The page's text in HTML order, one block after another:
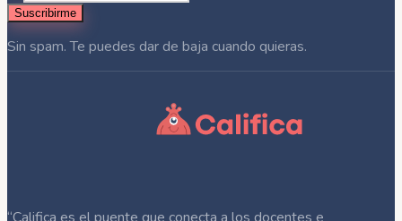
Suscribirme
Sin spam. Te puedes dar de baja cuando quieras.